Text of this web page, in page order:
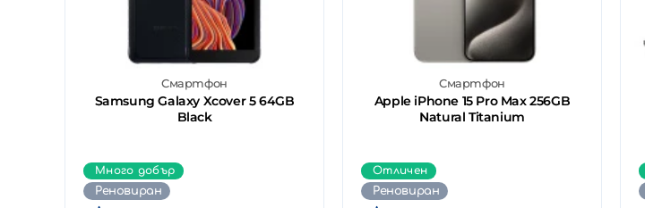
Смартфон
Samsung Galaxy Xcover 5 64GB
Black
Много добър
Реновиран
Смартфон
Apple iPhone 15 Pro Max 256GB
Natural Titanium
Отличен
Реновиран